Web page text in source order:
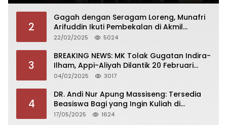
2
Gagah dengan Seragam Loreng, Munafri
Arifuddin Ikuti Pembekalan di Akmil
Magelang
22/02/2025 5024
3
BREAKING NEWS: MK Tolak Gugatan Indira-
Ilham, Appi-Aliyah Dilantik 20 Februari
2025
04/02/2025 3017
4
DR. Andi Nur Apung Massiseng: Tersedia
Beasiswa Bagi yang Ingin Kuliah di
Fakultas Perikanan UCM
17/05/2025 1624